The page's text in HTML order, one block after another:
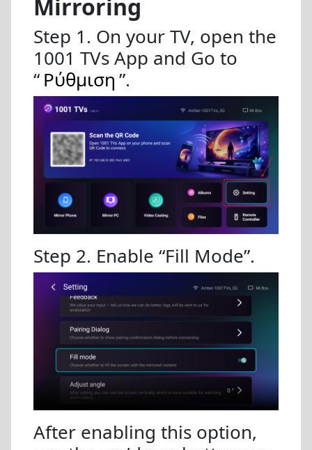
Mirroring
Step 1. On your TV, open the
1001 TVs App and Go to
“Ρύθμιση”.
Step 2. Enable “Fill Mode”.
After enabling this option,